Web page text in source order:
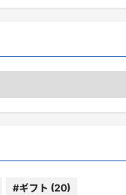
#ギフト (20)